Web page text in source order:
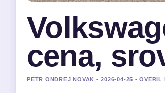
cena,
PETR ONDREJ NOVAK • 2026-04-25 •